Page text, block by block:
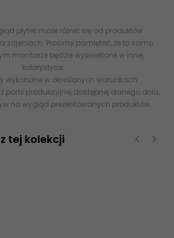
płytek może różnić się od produktów
zdjęciach. Prosimy pamiętać, że to samo
monitorze będzie wyświetlone w innej
kolorystyce.
wykonane w określonych warunkach
partii produkcyjnej dostępnej danego dnia,
na wygląd prezentowanych produktów.
tej kolekcji